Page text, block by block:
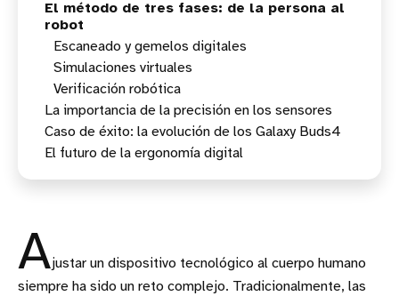
El método de tres fases: de la persona al
robot
Escaneado y gemelos digitales
Simulaciones virtuales
Verificación robótica
La importancia de la precisión en los sensores
Caso de éxito: la evolución de los Galaxy Buds4
El futuro de la ergonomía digital
Ajustar un dispositivo tecnológico al cuerpo humano
siempre ha sido un reto complejo. Tradicionalmente, las